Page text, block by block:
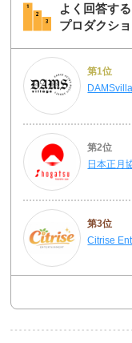
よく回答する
プロダクシ
第1位
第2位
日本正月
第3位
Citrise